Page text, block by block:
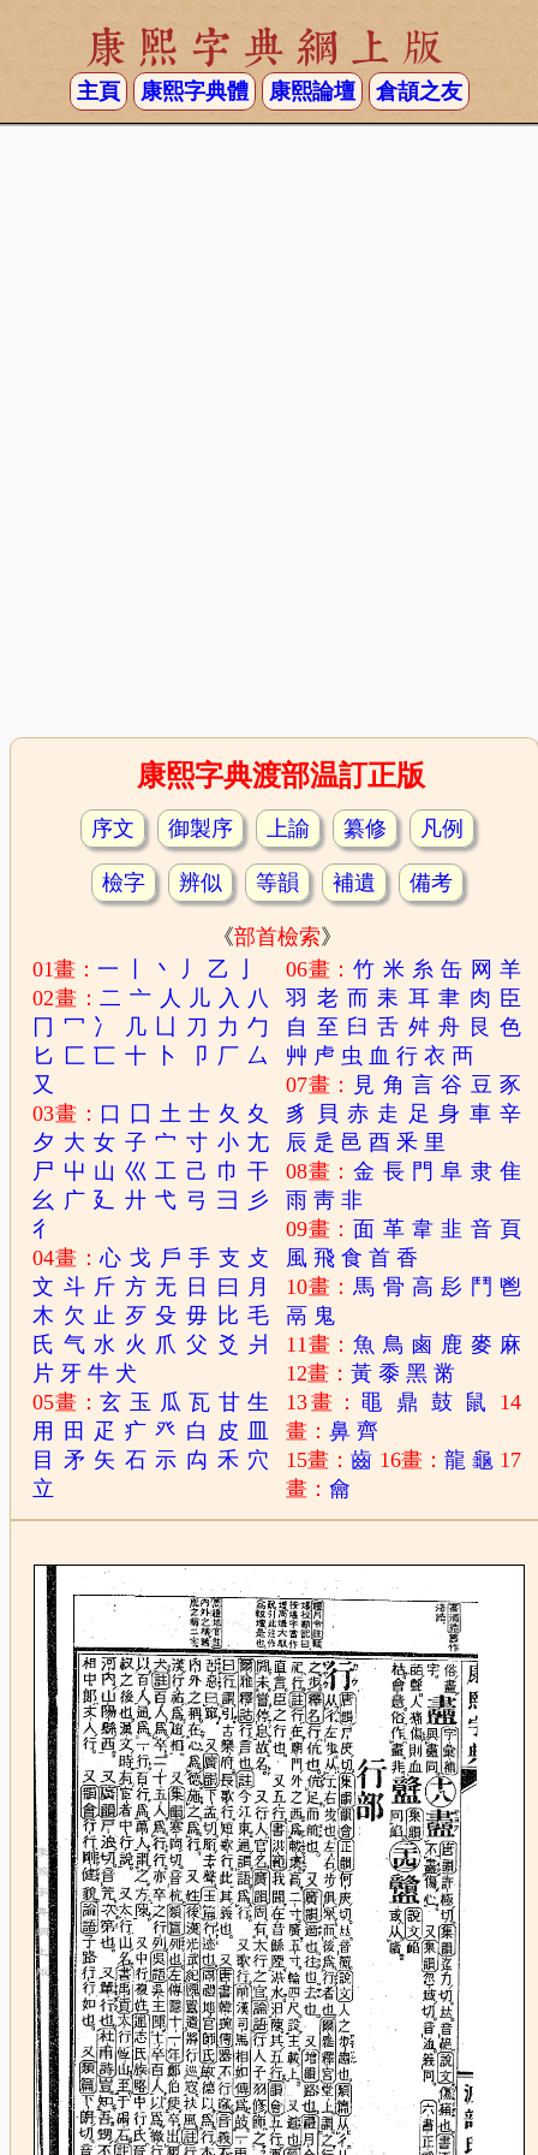
康熙字典網上版
主頁 康熙字典體 康熙論壇 倉頡之友
康熙字典渡部温訂正版
序文 御製序 上諭 纂修 凡例
檢字 辨似 等韻 補遺 備考
《部首檢索》
01畫：一 丶 丿 乙
02畫：二 亠 人 儿 入 八
冂 冖 冫 几 凵 刀 力 勹
匕 匚 匸 十 卜 卩 厂 厶
又
03畫： 口 囗 土 士 夂 夊
夕 大 女 子 宀 寸 小 尢
尸 屮 山 巛 工 己 巾 干
幺 广 廴 廾 弋 弓 彐
彡
彳
04畫：心 戈 戶 手 支 攴
文 斗 斤 方 无 日 曰 月
木 欠 止 歹 殳 毋 比 毛
氏 气 水 火 爪 父 爻 爿
片 牙 牛 犬
05畫：玄 玉 瓜 瓦 甘 生
用
田 疋 疒 癶 白 皮
目
矛 矢 石 示 禸 禾 穴
立
06畫：竹 米 糸 缶 网 羊
羽 老 而 耒 耳 聿 肉 臣
自 至 臼 舌 舛 舟 艮 色
艸 虍 虫 血 行 衣 襾
07畫： 見 角 言 谷 豆 豕
豸
貝 赤 走 足 身 車 辛
辰 辵 邑 酉 釆 里
08畫：金 長 門 阜 隶 隹
雨 靑 非
09畫： 面 革 韋 韭 音 頁
風 飛 食 首 香
10畫：馬 骨 高 髟 鬥 鬯
鬲 鬼
11畫：魚 鳥 鹵 鹿 麥 麻
12畫：黃 黍 黑 黹
13畫： 黽 鼎 鼓 鼠
14
畫：鼻 齊
15畫：齒 16畫： 龍 龜 17
畫：龠